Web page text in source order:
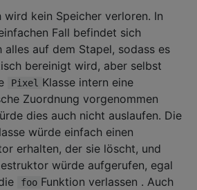
wird kein Speicher verloren. In
Fall befindet sich
alles auf dem Stapel, sodass es
bereinigt wird, aber selbst
Pixel Klasse intern eine
Zuordnung vorgenommen
dies auch nicht auslaufen. Die
würde einfach einen
erhalten, der sie löscht, und
würde aufgerufen, egal
foo Funktion verlassen . Auch